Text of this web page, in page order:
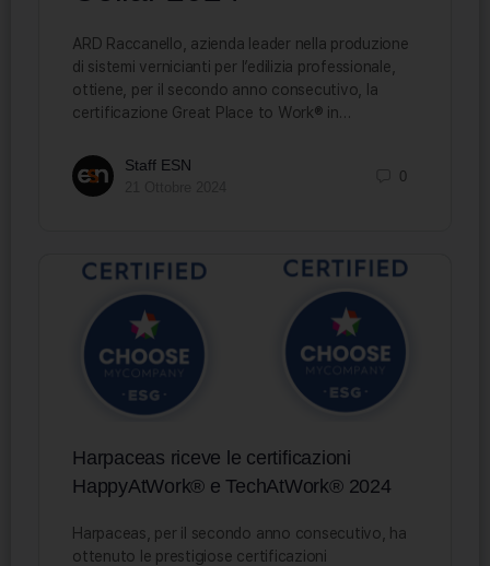
ARD Raccanello, azienda leader nella produzione
di sistemi vernicianti per l’edilizia professionale,
ottiene, per il secondo anno consecutivo, la
certificazione Great Place to Work® in…
Staff ESN
0
Harpaceas riceve le certificazioni
HappyAtWork® e TechAtWork® 2024
Harpaceas, per il secondo anno consecutivo, ha
ottenuto le prestigiose certificazioni